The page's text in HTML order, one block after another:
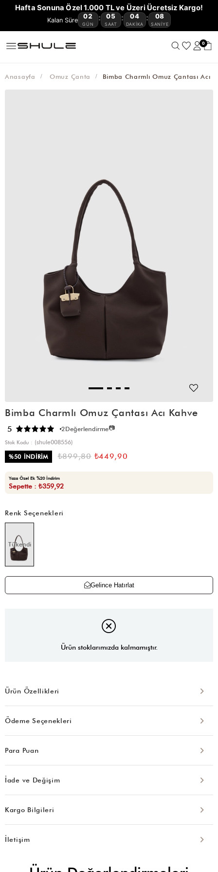
Hafta Sonuna Özel 1.000 TL ve Üzeri Ücretsiz Kargo!
02
GÜN
: 05
SAAT
: 04
DAKIKA
: 08
SANIYE
0
GELENLER
ÇOK
VE
OMUZ
ÇAPRAZ
BAGET
HASIR
KANVAS
VE
KARTLIKLAR
KEMER
AKSESUAR
AVANTAJLI
Anasayfa Omuz Çanta Bimba Charmlı Omuz Çantası Acı
Bimba Charmlı Omuz Çantası Acı Kahve
5 2Değerlendirme📷
Stok Kodu
(shule008556)
%50 İNDIRIM ₺899,80 ₺449,90
Yaza Özel Ek %20 İndirim
Sepette : ₺359,92
Renk Seçenekleri
Tükendi
Gelince Hatırlat
Ürün stoklarımızda kalmamıştır.
Ürün Özellikleri
Ödeme Seçenekleri
Para Puan
İade ve Değişim
Kargo Bilgileri
İletişim